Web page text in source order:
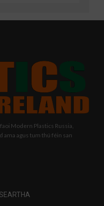
Modern Plastics Russia,
ama agus tum thú féin san